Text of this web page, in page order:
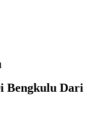
Bengkulu Dari